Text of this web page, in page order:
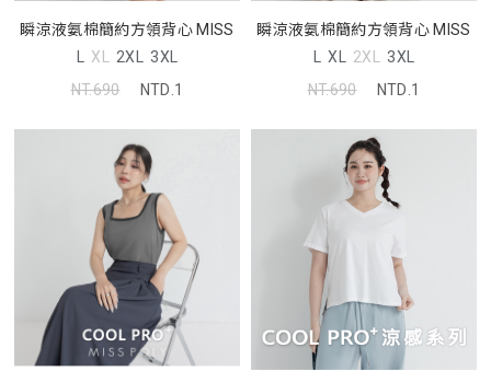
瞬涼液氨棉簡約方領背心 MISS
L XL 2XL 3XL
NT.690
NTD.1
瞬涼液氨棉簡約方領背心 MISS
L XL 2XL 3XL
NT.690
NTD.1